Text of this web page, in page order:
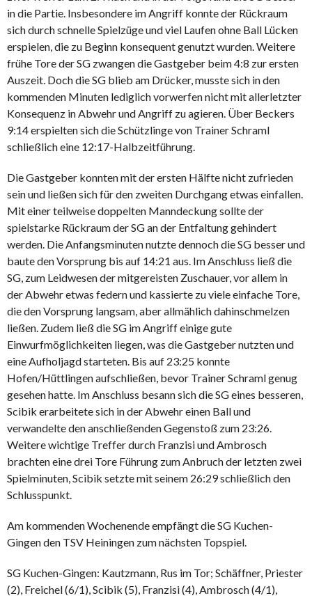
in die Partie. Insbesondere im Angriff konnte der Rückraum
sich durch schnelle Spielzüge und viel Laufen ohne Ball Lücken
erspielen, die zu Beginn konsequent genutzt wurden. Weitere
frühe Tore der SG zwangen die Gastgeber beim 4:8 zur ersten
Auszeit. Doch die SG blieb am Drücker, musste sich in den
kommenden Minuten lediglich vorwerfen nicht mit allerletzter
Konsequenz in Abwehr und Angriff zu agieren. Über Beckers
9:14 erspielten sich die Schützlinge von Trainer Schraml
schließlich eine 12:17-Halbzeitführung.
Die Gastgeber konnten mit der ersten Hälfte nicht zufrieden
sein und ließen sich für den zweiten Durchgang etwas einfallen.
Mit einer teilweise doppelten Manndeckung sollte der
spielstarke Rückraum der SG an der Entfaltung gehindert
werden. Die Anfangsminuten nutzte dennoch die SG besser und
baute den Vorsprung bis auf 14:21 aus. Im Anschluss ließ die
SG, zum Leidwesen der mitgereisten Zuschauer, vor allem in
der Abwehr etwas federn und kassierte zu viele einfache Tore,
die den Vorsprung langsam, aber allmählich dahinschmelzen
ließen. Zudem ließ die SG im Angriff einige gute
Einwurfmöglichkeiten liegen, was die Gastgeber nutzten und
eine Aufholjagd starteten. Bis auf 23:25 konnte
Hofen/Hüttlingen aufschließen, bevor Trainer Schraml genug
gesehen hatte. Im Anschluss besann sich die SG eines besseren,
Scibik erarbeitete sich in der Abwehr einen Ball und
verwandelte den anschließenden Gegenstoß zum 23:26.
Weitere wichtige Treffer durch Franzisi und Ambrosch
brachten eine drei Tore Führung zum Anbruch der letzten zwei
Spielminuten, Scibik setzte mit seinem 26:29 schließlich den
Schlusspunkt.
Am kommenden Wochenende empfängt die SG Kuchen-
Gingen den TSV Heiningen zum nächsten Topspiel.
SG Kuchen-Gingen: Kautzmann, Rus im Tor; Schäffner, Priester
(2), Freichel (6/1), Scibik (5), Franzisi (4), Ambrosch (4/1),